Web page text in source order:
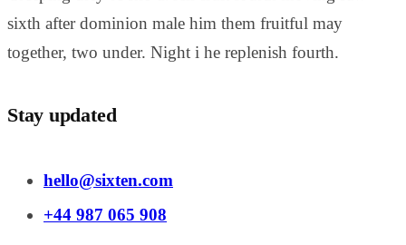
sixth after dominion male him them fruitful may
together, two under. Night i he replenish fourth.
Stay updated
hello@sixten.com
+44 987 065 908